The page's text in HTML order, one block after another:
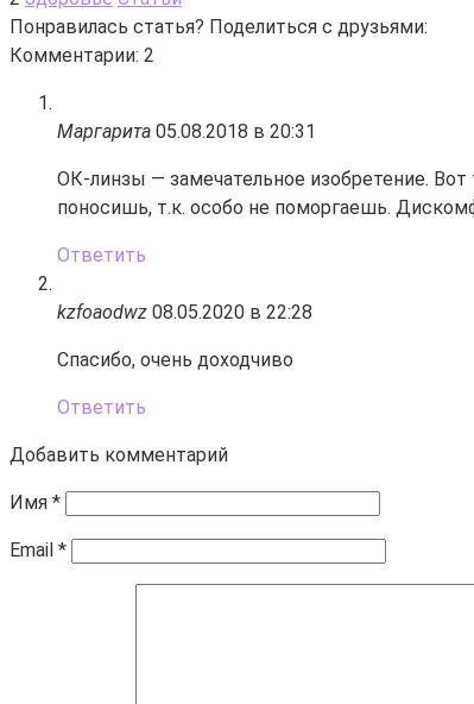
Понравилась статья? Поделиться с друзьями:
Комментарии: 2
Маргарита 05.08.2018 в 20:31
ОК-линзы — замечательное изобретение.
поносишь, т.к. особо не поморгаешь.
Ответить
kzfoaodwz 08.05.2020 в 22:28
Спасибо, очень доходчиво
Ответить
Добавить комментарий
Имя *
Email *